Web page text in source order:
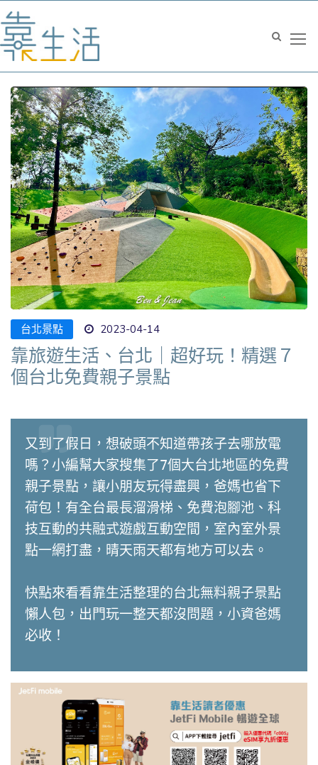
台北景點 2023-04-14
靠旅遊生活、台北｜超好玩！精選７
個台北免費親子景點
又到了假日，想破頭不知道帶孩子去哪放電
嗎？小編幫大家搜集了7個大台北地區的免費
親子景點，讓小朋友玩得盡興，爸媽也省下
荷包！有全台最長溜滑梯、免費泡腳池、科
技互動的共融式遊戲互動空間，室內室外景
點一網打盡，晴天雨天都有地方可以去。
快點來看看靠生活整理的台北無料親子景點
懶人包，出門玩一整天都沒問題，小資爸媽
必收！